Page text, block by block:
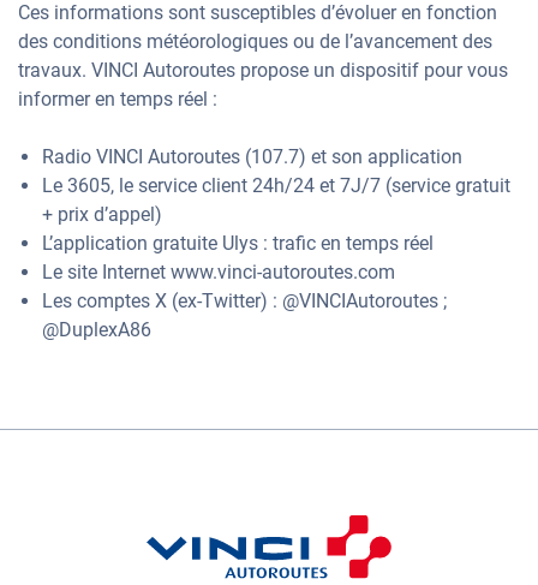
Ces informations sont susceptibles d’évoluer en fonction
des conditions météorologiques ou de l’avancement des
travaux. VINCI Autoroutes propose un dispositif pour vous
informer en temps réel :
Radio VINCI Autoroutes (107.7) et son application
Le 3605, le service client 24h/24 et 7J/7 (service gratuit
+ prix d’appel)
L’application gratuite Ulys : trafic en temps réel
Le site Internet www.vinci-autoroutes.com
Les comptes X (ex-Twitter) : @VINCIAutoroutes ;
@DuplexA86